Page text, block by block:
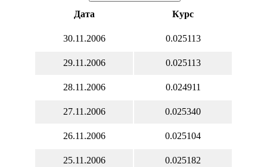
Дата Курс
30.11.2006 0.025113
29.11.2006 0.025113
28.11.2006 0.024911
27.11.2006 0.025340
26.11.2006 0.025104
25.11.2006 0.025182